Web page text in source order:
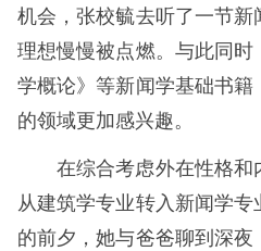
机会，张校毓去听了一节新
理想慢慢被点燃。与此同时
学概论》等新闻学基础书籍
的领域更加感兴趣。
在综合考虑外在性格和
从建筑学专业转入新闻学
的前夕，她与爸爸聊到深